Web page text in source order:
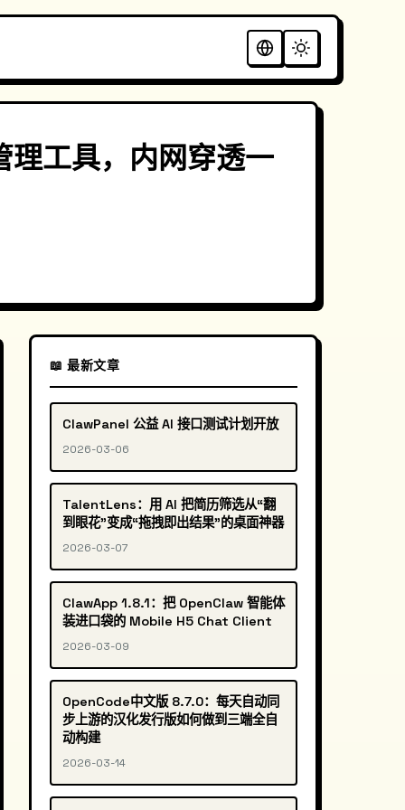
工具，内网穿透一
📖 最新文章
ClawPanel 公益 AI 接口测试计划开放
2026-03-06
TalentLens：用 AI 把简历筛选从“翻
到眼花”变成“拖拽即出结果”的桌面神器
2026-03-07
ClawApp 1.8.1：把 OpenClaw 智能体
装进口袋的 Mobile H5 Chat Client
2026-03-09
OpenCode中文版 8.7.0：每天自动同
步上游的汉化发行版如何做到三端全自
动构建
2026-03-14